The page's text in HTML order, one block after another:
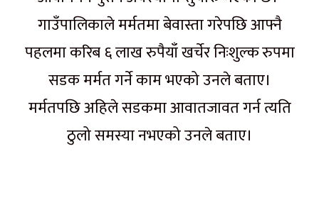
गाउँपालिकाले मर्मतमा बेवास्ता गरेपछि आफ्नै
पहलमा करिब ६ लाख रुपैयाँ खर्चेर निःशुल्क रुपमा
सडक मर्मत गर्ने काम भएको उनले बताए।
मर्मतपछि अहिले सडकमा आवातजावत गर्न त्यति
ठुलो समस्या नभएको उनले बताए।